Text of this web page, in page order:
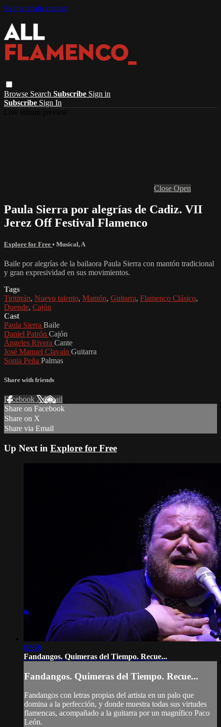
Skip to main content
Browse Search Subscribe Sign in
Subscribe Sign In
Close Open
Paula Sierra por alegrías de Cadiz. VII
Jerez Off Festival Flamenco
Explore for Free • Musical, A
Baile por alegrías de la bailaora Paula Sierra con mantón tradicional
y gran expresividad en sus movimientos.
Tags
Tirititrán, Nuevo talento, Mantón, Guitarra, Flamenco Clásico,
Duende, Cajón
Cast
Paula Sierra Baile
Daniel Patrón Cajón
Ángeles Rivera Cante
José Manuel Clavaín Guitarra
Sonia Peña Palmas
Share with friends
Facebook XEmail
Share on Facebook
Share on X
Share via Email
Up Next in Explore for Free
02:59
Fandangos. Quimeras del Tiempo. Recue...
Fandangos. Quimeras del Tiempo. Recue...
Fandangos con letras propias del artista en un palo que
domina a la perfección, y donde muestra todas sus virtudes
flamencas, acompañado a la guitarra por un magnífico Paco
León.